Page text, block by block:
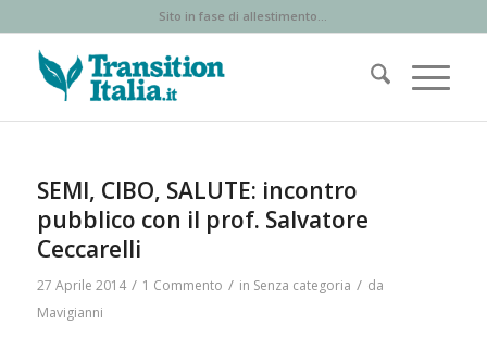
Sito in fase di allestimento...
SEMI, CIBO, SALUTE: incontro
pubblico con il prof. Salvatore
Ceccarelli
27 Aprile 2014 / 1 Commento / in Senza categoria / da
Mavigianni